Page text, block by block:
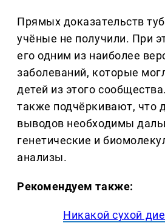
Прямых доказательств
учёные не получили. При
его одним из наиболее
заболеваний, которые
детей из этого
также подчёркивают, что
выводов необходимы
генетические и
анализы.
Рекомендуем также:
Никакой сухой